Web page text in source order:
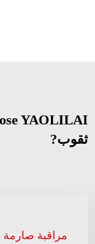
ثقوب?
مراقبة صارمة